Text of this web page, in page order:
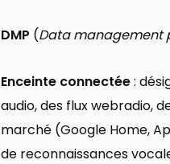
DMP (Data management
Enceinte connectée:
audio, des flux webradio,
marché (Google Home,
de reconnaissances